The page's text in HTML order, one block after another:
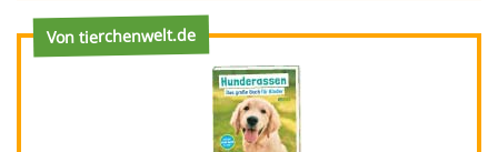
Von tierchenwelt.de